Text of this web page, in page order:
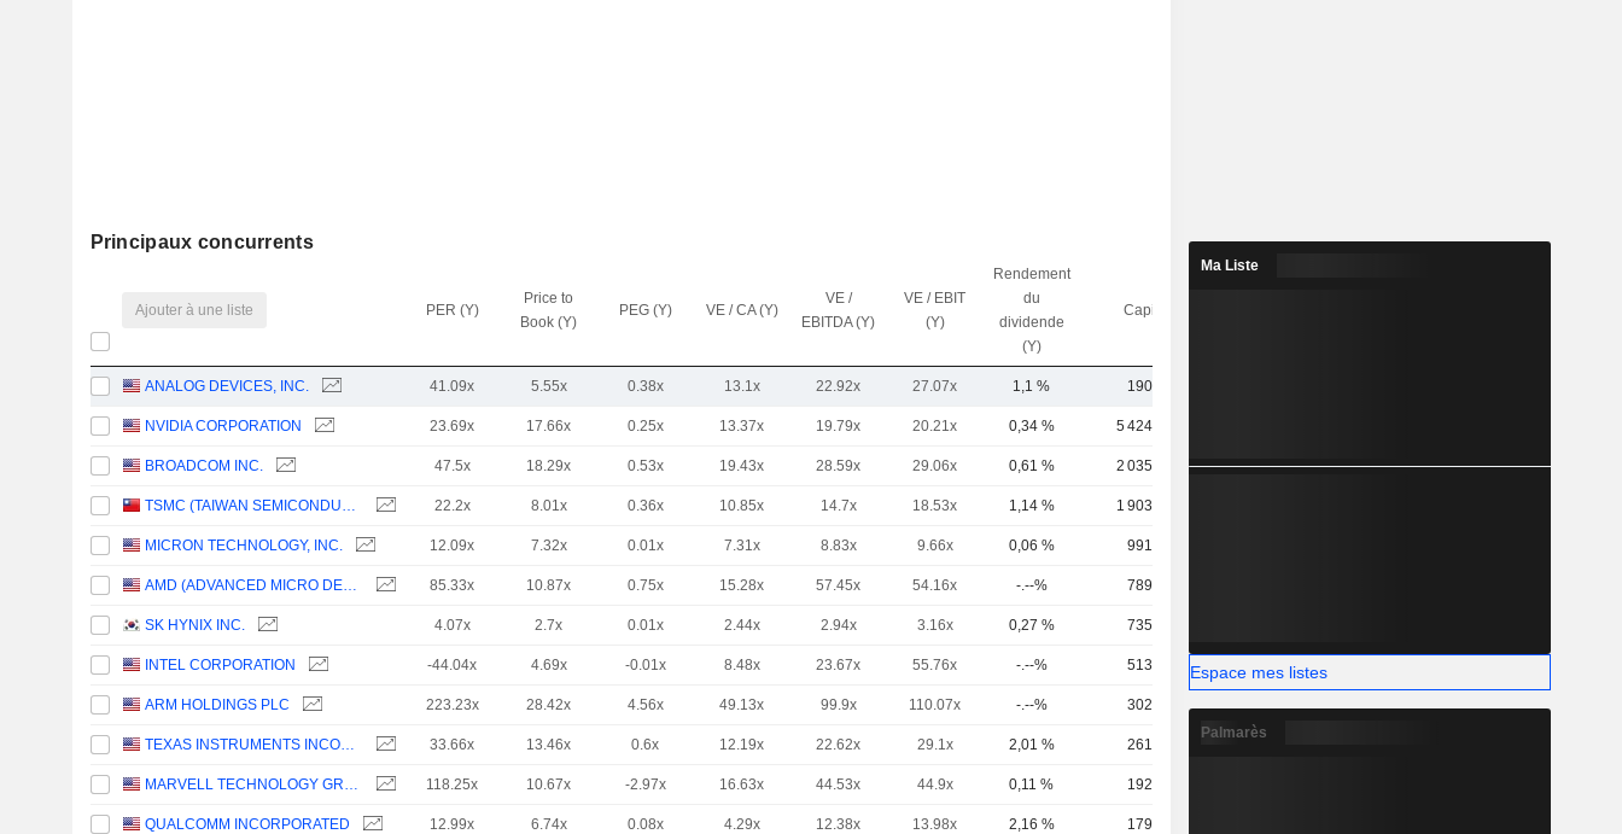
Principaux concurrents
Ajouter à une liste PER (Y)
Price to
Book (Y)
PEG (Y) VE / CA (Y)
VE /
EBITDA (Y)
VE / EBIT
(Y)
Rendement
du
dividende
(Y)
Capi.($)
ANALOG DEVICES, INC. 41.09x 5.55x 0.38x 13.1x 22.92x 27.07x 1,1 % 190 Md
NVIDIA CORPORATION 23.69x 17.66x 0.25x 13.37x 19.79x 20.21x 0,34 % 5 424 Md
BROADCOM INC. 47.5x 18.29x 0.53x 19.43x 28.59x 29.06x 0,61 % 2 035 Md
TSMC (TAIWAN SEMICONDUCTOR MANUFACTURING COMPANY) 22.2x 8.01x 0.36x 10.85x 14.7x 18.53x 1,14 % 1 903 Md
MICRON TECHNOLOGY, INC. 12.09x 7.32x 0.01x 7.31x 8.83x 9.66x 0,06 % 991 Md
AMD (ADVANCED MICRO DEVICES) 85.33x 10.87x 0.75x 15.28x 57.45x 54.16x -.--% 789 Md
SK HYNIX INC. 4.07x 2.7x 0.01x 2.44x 2.94x 3.16x 0,27 % 735 Md
INTEL CORPORATION -44.04x 4.69x -0.01x 8.48x 23.67x 55.76x -.--% 513 Md
ARM HOLDINGS PLC 223.23x 28.42x 4.56x 49.13x 99.9x 110.07x -.--% 302 Md
TEXAS INSTRUMENTS INCORPORATED 33.66x 13.46x 0.6x 12.19x 22.62x 29.1x 2,01 % 261 Md
MARVELL TECHNOLOGY GROUP LTD 118.25x 10.67x -2.97x 16.63x 44.53x 44.9x 0,11 % 192 Md
QUALCOMM INCORPORATED 12.99x 6.74x 0.08x 4.29x 12.38x 13.98x 2,16 % 179 Md
Ma Liste
Espace mes listes
Palmarès